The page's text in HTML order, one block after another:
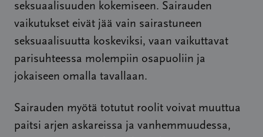
seksuaalisuuden kokemiseen. Sairauden
vaikutukset eivät jää vain sairastuneen
seksuaalisuutta koskeviksi, vaan vaikuttavat
parisuhteessa molempiin osapuoliin ja
jokaiseen omalla tavallaan.
Sairauden myötä totutut roolit voivat muuttua
paitsi arjen askareissa ja vanhemmuudessa,